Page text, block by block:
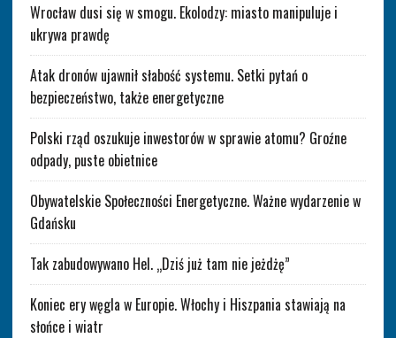
Wrocław dusi się w smogu. Ekolodzy: miasto manipuluje i
ukrywa prawdę
Atak dronów ujawnił słabość systemu. Setki pytań o
bezpieczeństwo, także energetyczne
Polski rząd oszukuje inwestorów w sprawie atomu? Groźne
odpady, puste obietnice
Obywatelskie Społeczności Energetyczne. Ważne wydarzenie w
Gdańsku
Tak zabudowywano Hel. „Dziś już tam nie jeżdżę”
Koniec ery węgla w Europie. Włochy i Hiszpania stawiają na
słońce i wiatr